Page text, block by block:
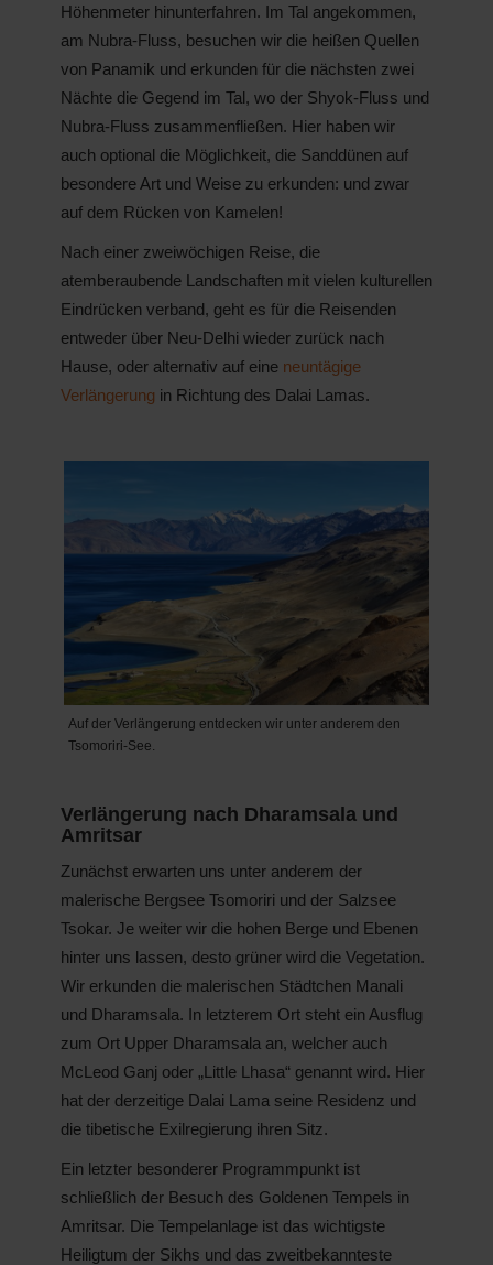
Höhenmeter hinunterfahren. Im Tal angekommen,
am Nubra-Fluss, besuchen wir die heißen Quellen
von Panamik und erkunden für die nächsten zwei
Nächte die Gegend im Tal, wo der Shyok-Fluss und
Nubra-Fluss zusammenfließen. Hier haben wir
auch optional die Möglichkeit, die Sanddünen auf
besondere Art und Weise zu erkunden: und zwar
auf dem Rücken von Kamelen!
Nach einer zweiwöchigen Reise, die
atemberaubende Landschaften mit vielen kulturellen
Eindrücken verband, geht es für die Reisenden
entweder über Neu-Delhi wieder zurück nach
Hause, oder alternativ auf eine neuntägige
Verlängerung in Richtung des Dalai Lamas.
Auf der Verlängerung entdecken wir unter anderem den
Tsomoriri-See.
Verlängerung nach Dharamsala und
Amritsar
Zunächst erwarten uns unter anderem der
malerische Bergsee Tsomoriri und der Salzsee
Tsokar. Je weiter wir die hohen Berge und Ebenen
hinter uns lassen, desto grüner wird die Vegetation.
Wir erkunden die malerischen Städtchen Manali
und Dharamsala. In letzterem Ort steht ein Ausflug
zum Ort Upper Dharamsala an, welcher auch
McLeod Ganj oder „Little Lhasa“ genannt wird. Hier
hat der derzeitige Dalai Lama seine Residenz und
die tibetische Exilregierung ihren Sitz.
Ein letzter besonderer Programmpunkt ist
schließlich der Besuch des Goldenen Tempels in
Amritsar. Die Tempelanlage ist das wichtigste
Heiligtum der Sikhs und das zweitbekannteste